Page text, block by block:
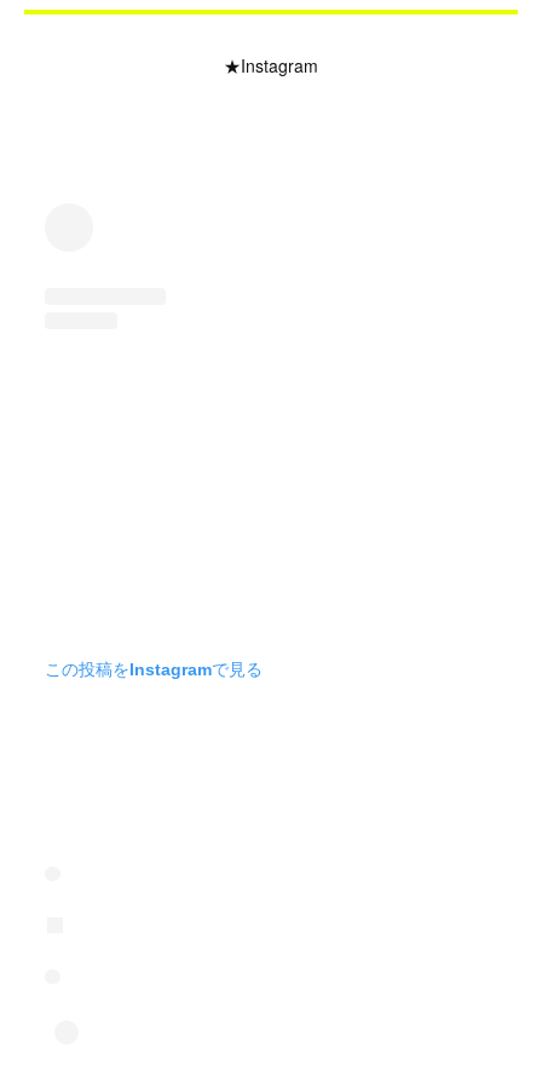
★Instagram
この投稿をInstagramで見る